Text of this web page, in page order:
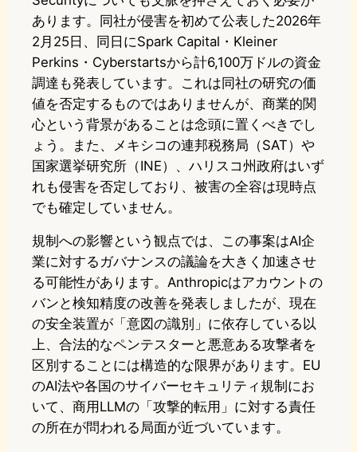
あります。同社が侵害を初めて公表した2026年
2月25日、同日にSpark Capital・Kleiner
Perkins・Cyberstartsから計6,100万ドルの資金
調達も発表しています。これは同社の研究の価
値を否定するものではありませんが、商業的関
心という背景があることは念頭に置くべきでし
ょう。また、メキシコの連邦税務局（SAT）や
国家選挙研究所（INE）、ハリスコ州政府はいず
れも侵害を否定しており、被害の全容は現時点
でも確定していません。
規制への影響という観点では、この事案はAI企
業に対するガバナンスの議論を大きく加速させ
る可能性があります。Anthropicはアカウントの
バンと検知精度の改善を発表しましたが、現在
の安全装置が「意図の識別」に依存している以
上、合法的なペンテスターと悪意ある攻撃者を
区別することには構造的な限界があります。EU
のAI法や各国のサイバーセキュリティ規制にお
いて、商用LLMの「攻撃的転用」に対する責任
の所在が問われる局面が近づいています。